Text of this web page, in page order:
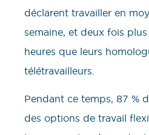
déclarent travailler en
semaine, et deux fois
heures que leurs
télétravailleurs.
Pendant ce temps, 87 %
des options de travail